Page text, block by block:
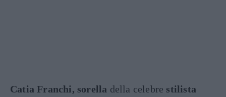
Catia Franchi, sorella della celebre stilista